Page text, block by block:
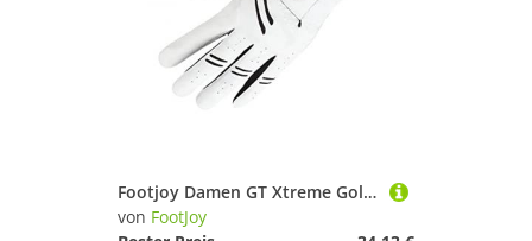
Footjoy Damen GT Xtreme Golfhandschuhe, Weiß, S
von FootJoy